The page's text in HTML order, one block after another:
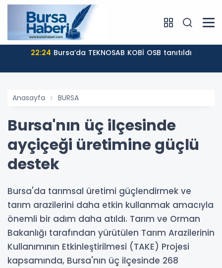
22:24 Bursa’da TEKNOSAB KOBİ OSB tanıtıldı
Anasayfa BURSA
Bursa'nın üç ilçesinde
ayçiçeği üretimine güçlü
destek
Bursa'da tarımsal üretimi güçlendirmek ve
tarım arazilerini daha etkin kullanmak amacıyla
önemli bir adım daha atıldı. Tarım ve Orman
Bakanlığı tarafından yürütülen Tarım Arazilerinin
Kullanımının Etkinleştirilmesi (TAKE) Projesi
kapsamında, Bursa'nın üç ilçesinde 268